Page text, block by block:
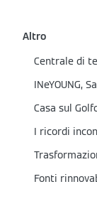
Altro
Centrale di
INeYOUNG,
Casa sul
Fonti